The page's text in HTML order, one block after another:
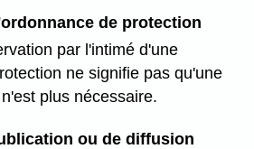
de protection
par l'intimé d'une
ne signifie pas qu'une
plus nécessaire.
ou de diffusion